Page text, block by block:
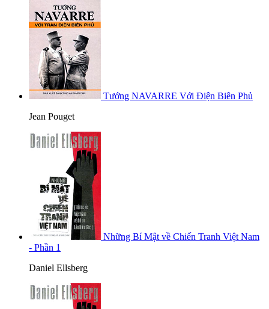
Tướng NAVARRE Với Điện Biên Phủ
Jean Pouget
Những Bí Mật về Chiến Tranh Việt Nam
- Phần 1
Daniel Ellsberg